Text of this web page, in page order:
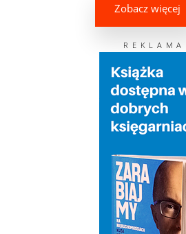
Zobacz więcej
REKLAMA